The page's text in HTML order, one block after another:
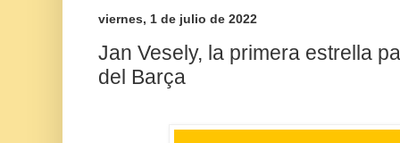
viernes, 1 de julio de 2022
Jan Vesely, la primera estrella
del Barça